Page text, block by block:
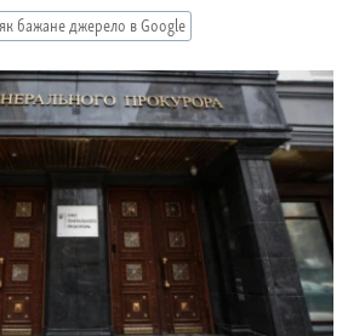
бажане джерело в Google